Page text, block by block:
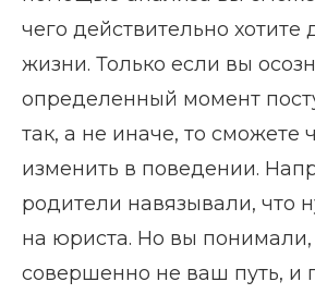
чего действительно хотите
жизни. Только если вы
определенный момент
так, а не иначе, то сможете
изменить в поведении.
родители навязывали, что
на юриста. Но вы понимали,
совершенно не ваш путь, и